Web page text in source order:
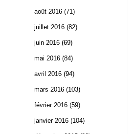
août 2016 (71)
juillet 2016 (82)
juin 2016 (69)
mai 2016 (84)
avril 2016 (94)
mars 2016 (103)
février 2016 (59)
janvier 2016 (104)